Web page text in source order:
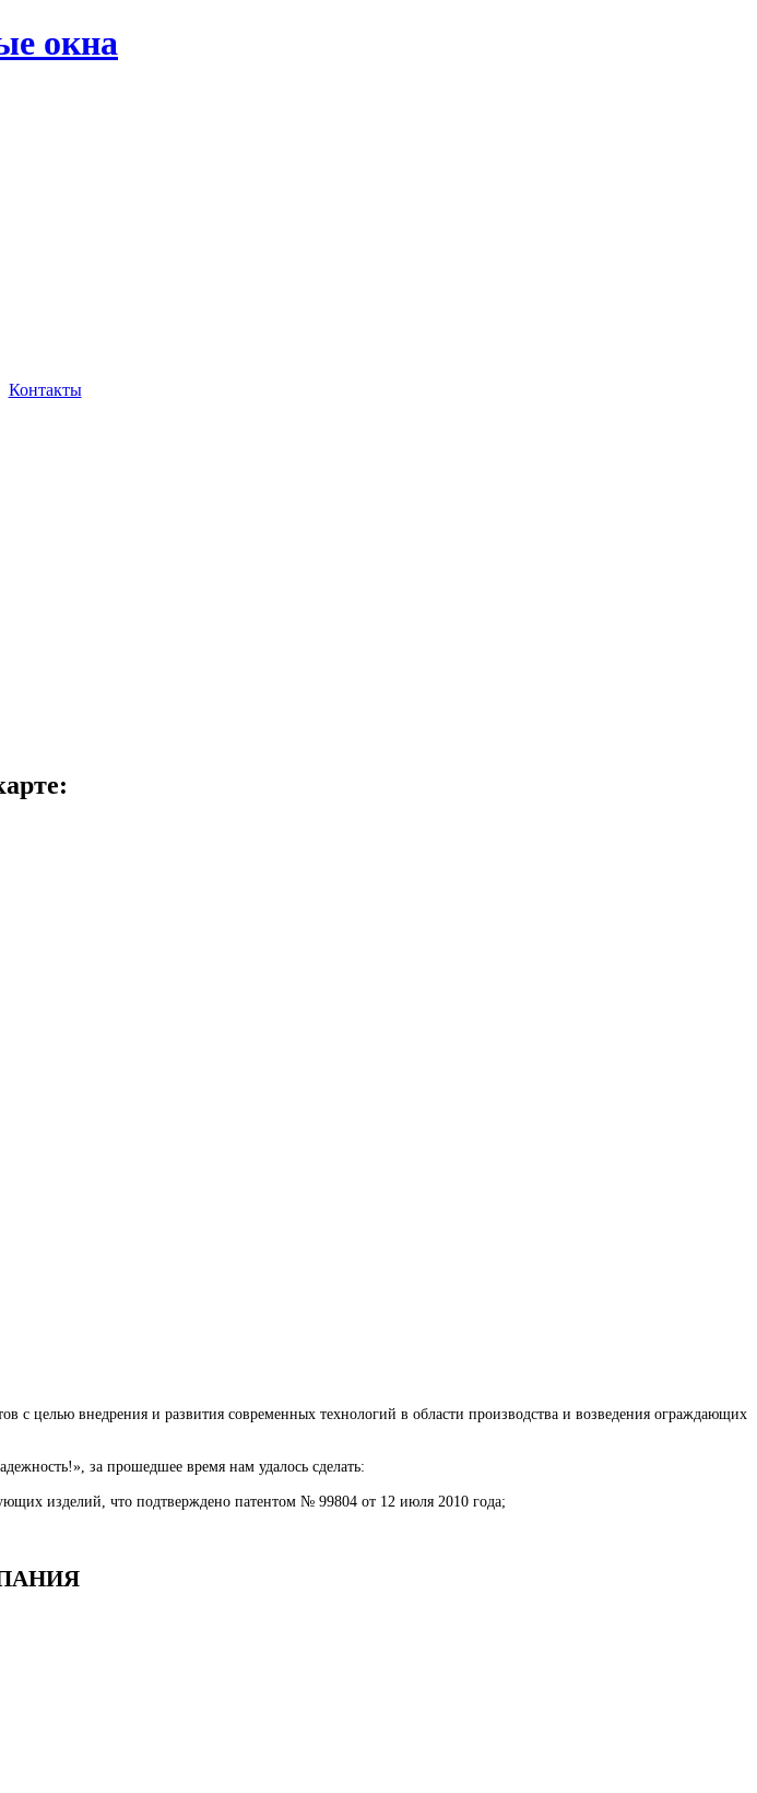
окна
Контакты
с целью внедрения и развития современных технологий в области производства и возведения ограждающих
за прошедшее время нам удалось сделать:
изделий, что подтверждено патентом № 99804 от 12 июля 2010 года;